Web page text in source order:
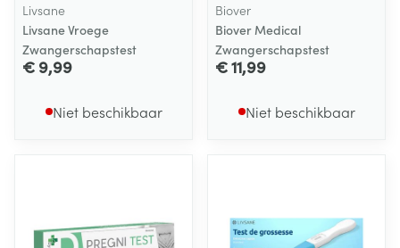
Livsane
Livsane Vroege
Zwangerschapstest
€ 9,99
Niet beschikbaar
Biover
Biover Medical
Zwangerschapstest
€ 11,99
Niet beschikbaar